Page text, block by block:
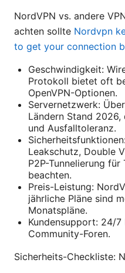
NordVPN vs. andere
achten sollte Nordvpn
to get your connection
Geschwindigkeit:
Protokoll bietet oft
OpenVPN-Optionen.
Servernetzwerk:
Ländern Stand
und Ausfalltoleranz.
Leakschutz, Double
P2P-Tunnelierung
beachten.
Preis-Leistung:
jährliche Pläne sind
Monatspläne.
Kundensupport: 24/
Community-Foren.
Sicherheits-Checkliste: